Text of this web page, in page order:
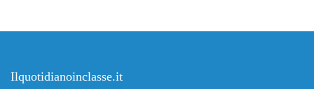
Ilquotidianoinclasse.it